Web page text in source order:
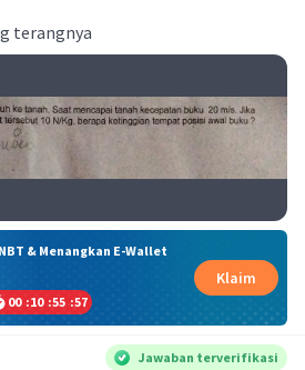
terangnya
& Menangkan E-Wallet
00 :10 :55 :57
Klaim
Jawaban terverifikasi